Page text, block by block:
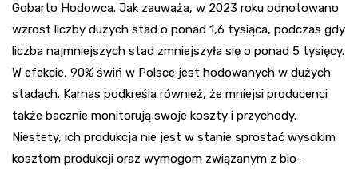
Gobarto Hodowca. Jak zauważa, w 2023 roku odnotowano
wzrost liczby dużych stad o ponad 1,6 tysiąca, podczas gdy
liczba najmniejszych stad zmniejszyła się o ponad 5 tysięcy.
W efekcie, 90% świń w Polsce jest hodowanych w dużych
stadach. Karnas podkreśla również, że mniejsi producenci
także bacznie monitorują swoje koszty i przychody.
Niestety, ich produkcja nie jest w stanie sprostać wysokim
kosztom produkcji oraz wymogom związanym z bio-